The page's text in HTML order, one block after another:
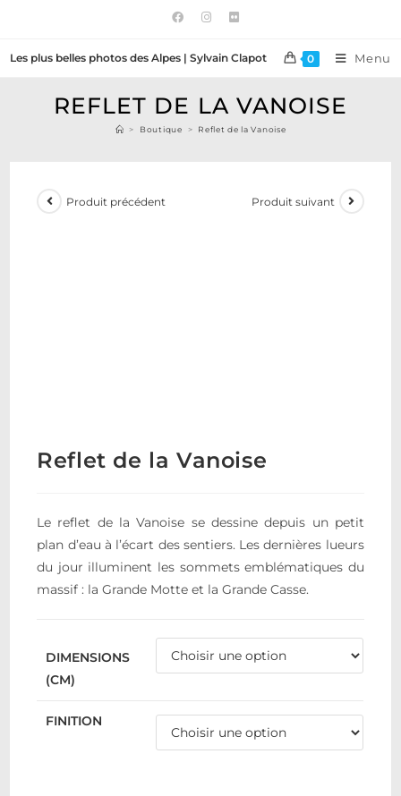
Les plus belles photos des Alpes | Sylvain Clapot 0 Menu
REFLET DE LA VANOISE
> Boutique > Reflet de la Vanoise
Produit précédent Produit suivant
Reflet de la Vanoise
Le reflet de la Vanoise se dessine depuis un petit
plan d’eau à l’écart des sentiers. Les dernières lueurs
du jour illuminent les sommets emblématiques du
massif : la Grande Motte et la Grande Casse.
DIMENSIONS
(CM)
FINITION